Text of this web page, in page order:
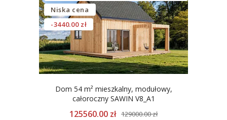
Niska cena
-3440.00 zł
Dom 54 m² mieszkalny, modułowy,
całoroczny SAWIN V8_A1
125560.00 zł 129000.00 zł